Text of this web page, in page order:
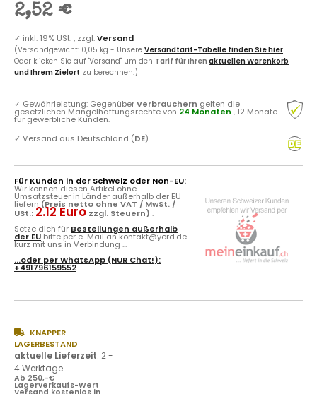
2,52 €
✓ inkl. 19% USt. , zzgl.Versand
(Versandgewicht: 0,05 kg - Unsere Versandtarif-Tabelle finden Sie hier.
Oder klicken Sie auf "Versand" um den Tarif für Ihren aktuellen Warenkorb
und Ihrem Zielort zu berechnen.)
✓ Gewährleistung: GegenüberVerbrauchern gelten die
gesetzlichen Mängelhaftungsrechte von 24 Monaten , 12 Monate
für gewerbliche Kunden.
✓ Versand aus Deutschland (DE)
Für Kunden in der Schweiz oder Non-EU:
Wir können diesen Artikel ohne
Umsatzsteuer in Länder außerhalb der EU
liefern (Preis netto ohne VAT / MwSt. /
USt.: 2.12 Euro zzgl. Steuern) .
Setze dich für Bestellungen außerhalb
der EU bitte per e-Mail an kontakt@yerd.de
kurz mit uns in Verbindung ...
...oder perWhatsApp (NUR Chat!):
+491796159552
KNAPPER
LAGERBESTAND
aktuelle Lieferzeit: 2 -
4 Werktage
Ab 250,-€
Lagerverkaufs-Wert